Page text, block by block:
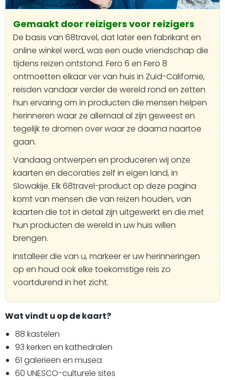
Gemaakt door reizigers voor reizigers
De basis van 68travel, dat later een fabrikant en
online winkel werd, was een oude vriendschap die
tijdens reizen ontstond. Fero 6 en Fero 8
ontmoetten elkaar ver van huis in Zuid-Californië,
reisden vandaar verder de wereld rond en zetten
hun ervaring om in producten die mensen helpen
herinneren waar ze allemaal al zijn geweest en
tegelijk te dromen over waar ze daarna naartoe
gaan.
Vandaag ontwerpen en produceren wij onze
kaarten en decoraties zelf in eigen land, in
Slowakije. Elk 68travel-product op deze pagina
komt van mensen die van reizen houden, van
kaarten die tot in detail zijn uitgewerkt en die met
hun producten de wereld in uw huis willen
brengen.
Installeer die van u, markeer er uw herinneringen
op en houd ook elke toekomstige reis zo
voortdurend in het zicht.
Wat vindt u op de kaart?
88 kastelen
93 kerken en kathedralen
61 galerieën en musea
60 UNESCO-culturele sites